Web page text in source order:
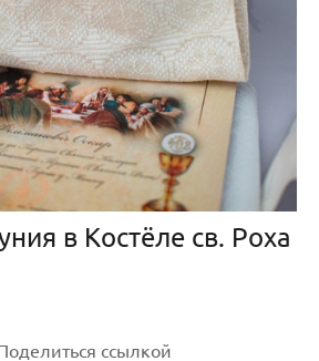
в Костёле св. Роха
ссылкой